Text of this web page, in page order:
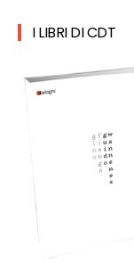
I LIBRI DI CDT